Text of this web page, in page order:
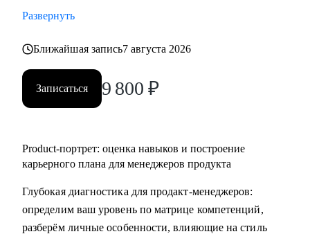
Развернуть
Ближайшая запись7 августа 2026
Записаться 9 800 ₽
Product‑портрет: оценка навыков и построение
карьерного плана для менеджеров продукта
Глубокая диагностика для продакт‑менеджеров:
определим ваш уровень по матрице компетенций,
разберём личные особенности, влияющие на стиль